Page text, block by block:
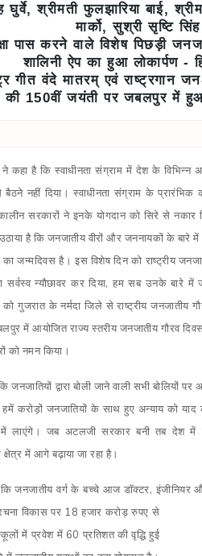
श्रीमती फुलझारिया बाई,
मार्को, सुश्री सृष्टि
पास करने वाले विशेष पिछड़ी
शालिनी ऐप का हुआ लोकार्पण -
गीत वंदे मातरम् एवं
की 150वीं जयंती पर जबलपुर में
ने कहा है कि स्वाधीनता संग्राम में देश के
नहीं दिया। स्वाधीनता संग्राम के प्रारंभिक
सरकारों ने इनके योगदान को सिरे से नकार
है कि जनजातीय वीरों और जननायकों के
जन्मदिवस है। इस विशेष दिन को राष्ट्रीय
न्यौछावर कर दिया,हम सब उनके बारे में
को गुजरात के नर्मदा जिले से राष्ट्रीय
में आयोजित राज्य स्तरीय जनजातीय गौरव
को नमन किया।
जनजातियों द्वारा बोली जाने वाली सभी बोलियों
करोड़ों जनजातियों के साथ हुए अन्याय को
लाएंगे। जब अटलजी सरकार बनी तब देश में
क्षेत्र में आगे बढ़ाया जा रहा है।
कि जनजातीय वर्ग के बच्चे आज डॉक्टर, इंजीनियर
विकास पर 18 हजार करोड़ रुपए से
में प्रवेश में 60 प्रतिशत की वृद्धि हुई